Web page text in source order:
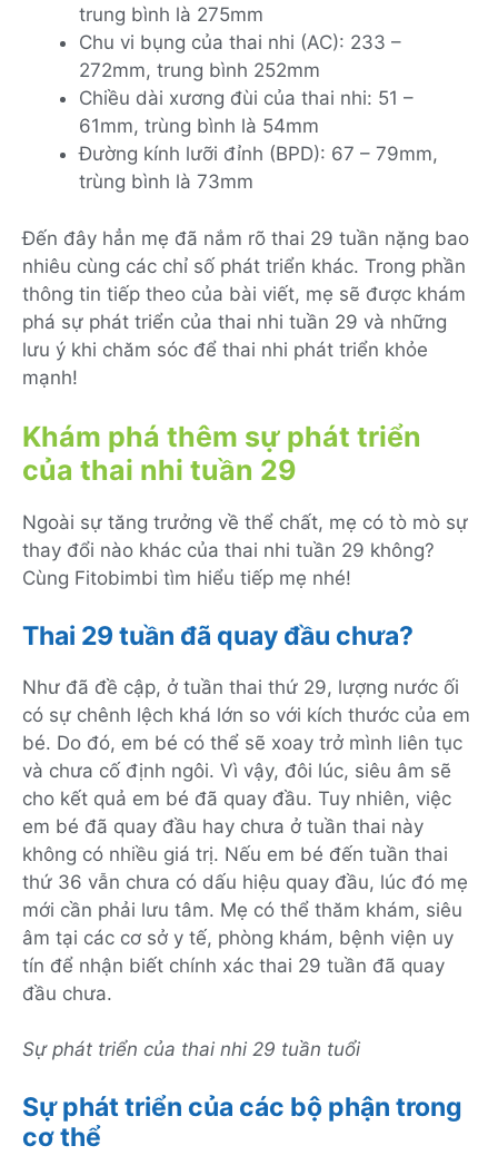
trung bình là 275mm
Chu vi bụng của thai nhi (AC): 233 –
272mm, trung bình 252mm
Chiều dài xương đùi của thai nhi: 51 –
61mm, trùng bình là 54mm
Đường kính lưỡi đỉnh (BPD): 67 – 79mm,
trùng bình là 73mm
Đến đây hẳn mẹ đã nắm rõ thai 29 tuần nặng bao
nhiêu cùng các chỉ số phát triển khác. Trong phần
thông tin tiếp theo của bài viết, mẹ sẽ được khám
phá sự phát triển của thai nhi tuần 29 và những
lưu ý khi chăm sóc để thai nhi phát triển khỏe
mạnh!
Khám phá thêm sự phát triển
của thai nhi tuần 29
Ngoài sự tăng trưởng về thể chất, mẹ có tò mò sự
thay đổi nào khác của thai nhi tuần 29 không?
Cùng Fitobimbi tìm hiểu tiếp mẹ nhé!
Thai 29 tuần đã quay đầu chưa?
Như đã đề cập, ở tuần thai thứ 29, lượng nước ối
có sự chênh lệch khá lớn so với kích thước của em
bé. Do đó, em bé có thể sẽ xoay trở mình liên tục
và chưa cố định ngôi. Vì vậy, đôi lúc, siêu âm sẽ
cho kết quả em bé đã quay đầu. Tuy nhiên, việc
em bé đã quay đầu hay chưa ở tuần thai này
không có nhiều giá trị. Nếu em bé đến tuần thai
thứ 36 vẫn chưa có dấu hiệu quay đầu, lúc đó mẹ
mới cần phải lưu tâm. Mẹ có thể thăm khám, siêu
âm tại các cơ sở y tế, phòng khám, bệnh viện uy
tín để nhận biết chính xác thai 29 tuần đã quay
đầu chưa.
Sự phát triển của thai nhi 29 tuần tuổi
Sự phát triển của các bộ phận trong
cơ thể